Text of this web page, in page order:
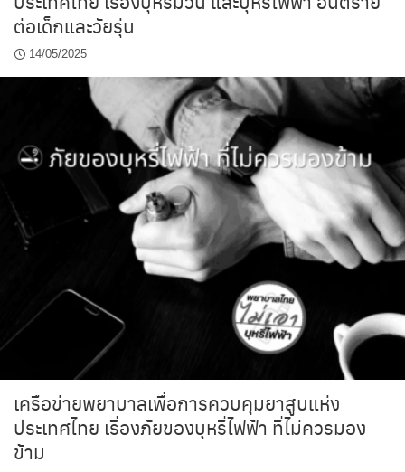
ต่อเด็กและวัยรุ่น
14/05/2025
เครือข่ายพยาบาลเพื่อการควบคุมยาสูบแห่ง
ประเทศไทย เรื่องภัยของบุหรี่ไฟฟ้า ที่ไม่ควรมอง
ข้าม